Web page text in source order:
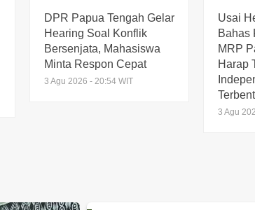
15 Jun 2026 - 18:11 WIT
DPR Papua Tengah Gelar
Hearing Soal Konflik
Bersenjata, Mahasiswa
Minta Respon Cepat
3 Agu 2026 - 20:54 WIT
Usai
Bahas
MRP
Harap
3 Agu